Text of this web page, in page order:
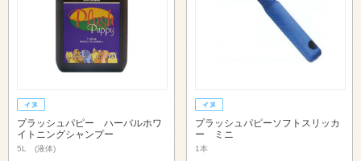
プラッシュパピー ハーバルホワ
イトニングシャンプー
5L (液体)
プラッシュパピーソフトスリッカ
ー ミニ
1本